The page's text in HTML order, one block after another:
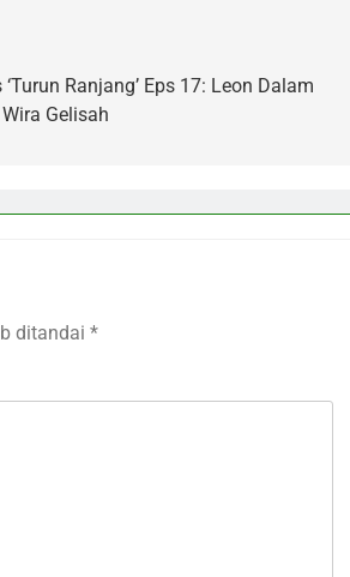
Ranjang’ Eps 17: Leon Dalam
Gelisah
ditandai *